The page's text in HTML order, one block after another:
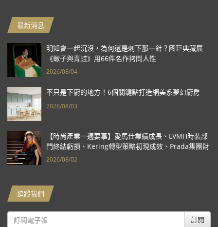
最新消息
明知會一起沉沒，為何還是刺下那一針？國巨典藏展
《蠍子與青蛙》用66件名作拷問人性
2026/08/04
不只是下廚的地方！6個關鍵點打造網美系夢幻廚房
2026/08/03
【時尚產業一週要事】愛馬仕業績成長、LVMH時裝部
門終結虧損、Kering轉型策略初現成效、Prada集團財
報亮眼
2026/08/02
追蹤我們
訂閱